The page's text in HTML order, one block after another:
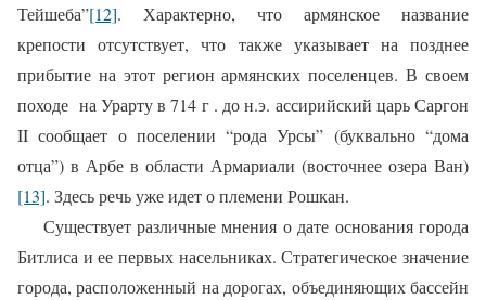
Тейшеба”[12]. Характерно, что армянское название
крепости отсутствует, что также указывает на позднее
прибытие на этот регион армянских поселенцев.В своем
походе на Урарту в 714 г . до н.э. ассирийский царь Саргон
II сообщает о поселении “рода Урсы” (буквально “дома
отца”) в Арбе в области Армариали (восточнее озера Ван)
[13]. Здесь речь уже идет о племени Рошкан.
Существует различные мнения о дате основания города
Битлиса и ее первых насельниках. Стратегическое значение
города, расположенный на дорогах, объединяющих бассейн